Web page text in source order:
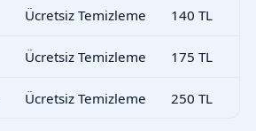
Ücretsiz Temizleme 140 TL
Ücretsiz Temizleme 175 TL
Ücretsiz Temizleme 250 TL